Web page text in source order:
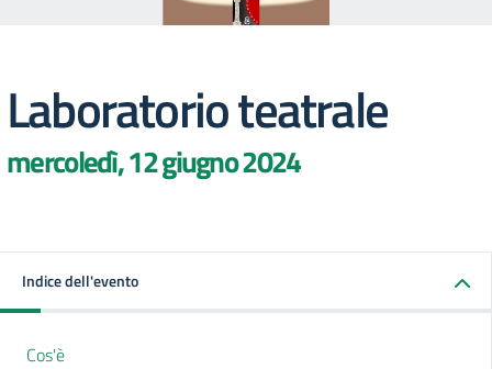
Laboratorio teatrale
mercoledì, 12 giugno 2024
Indice dell'evento
Cos'è